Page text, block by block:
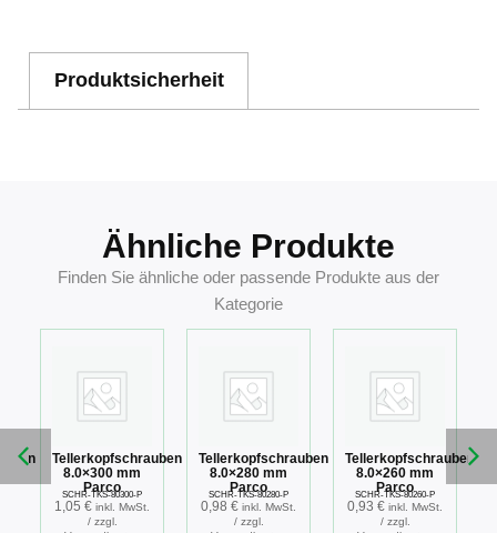
Produktsicherheit
Ähnliche Produkte
Finden Sie ähnliche oder passende Produkte aus der
Kategorie
Tellerkopfschrauben
8.0×300 mm
Parco
SCHR-TKS-80300-P
1,05 € inkl. MwSt.
/ zzgl.
Tellerkopfschrauben
8.0×280 mm
Parco
SCHR-TKS-80280-P
0,98 € inkl. MwSt.
/ zzgl.
Tellerkopfschrauben
8.0×260 mm
Parco
SCHR-TKS-80260-P
0,93 € inkl. MwSt.
/ zzgl.